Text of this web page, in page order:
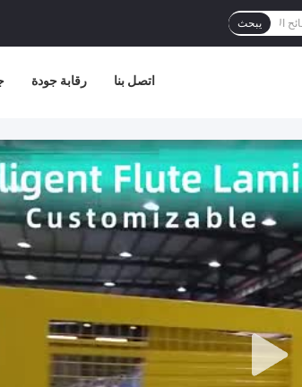
يبحث
رقابة جودة اتصل بنا